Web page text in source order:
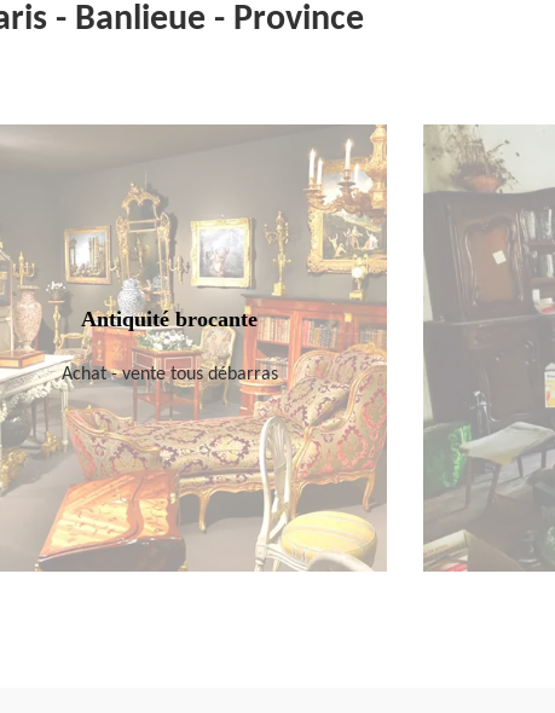
- Banlieue - Province
Antiquité brocante
Achat - vente tous débarras